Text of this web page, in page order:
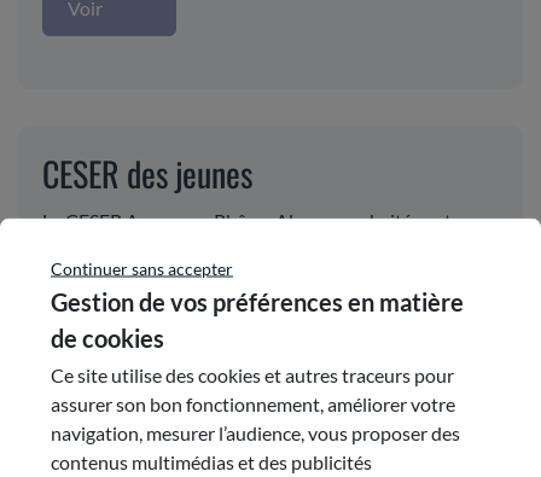
Voir
CESER des jeunes
Le CESER Auvergne-Rhône-Alpes a souhaité porter un
citoyennes, en lien avec le rectorat, sous forme d&rs...
Voir
Continuer sans accepter
Gestion de vos préférences en matière
de cookies
Ce site utilise des cookies et autres traceurs pour
assurer son bon fonctionnement, améliorer votre
navigation, mesurer l’audience, vous proposer des
contenus multimédias et des publicités